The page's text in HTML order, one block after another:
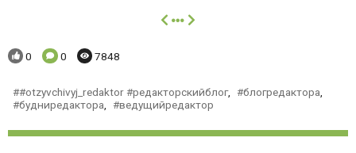
далее
Понравилось:
0 Комментариев:
0 Просмотров:
7848
#otzyvchivyj_redaktor #редакторскийблог, блогредактора,
будниредактора, ведущийредактор